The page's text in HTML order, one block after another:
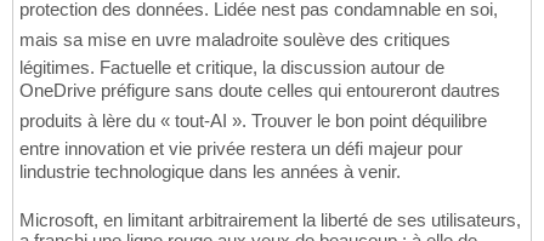
protection des données. Lidée nest pas condamnable en soi,
mais sa mise en uvre maladroite soulève des critiques
légitimes. Factuelle et critique, la discussion autour de
OneDrive préfigure sans doute celles qui entoureront dautres
produits à lère du « tout-AI ». Trouver le bon point déquilibre
entre innovation et vie privée restera un défi majeur pour
lindustrie technologique dans les années à venir.
Microsoft, en limitant arbitrairement la liberté de ses utilisateurs,